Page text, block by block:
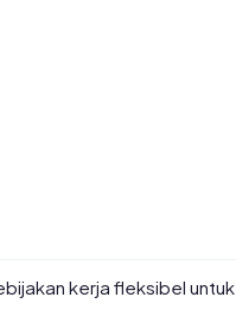
kerja fleksibel untuk